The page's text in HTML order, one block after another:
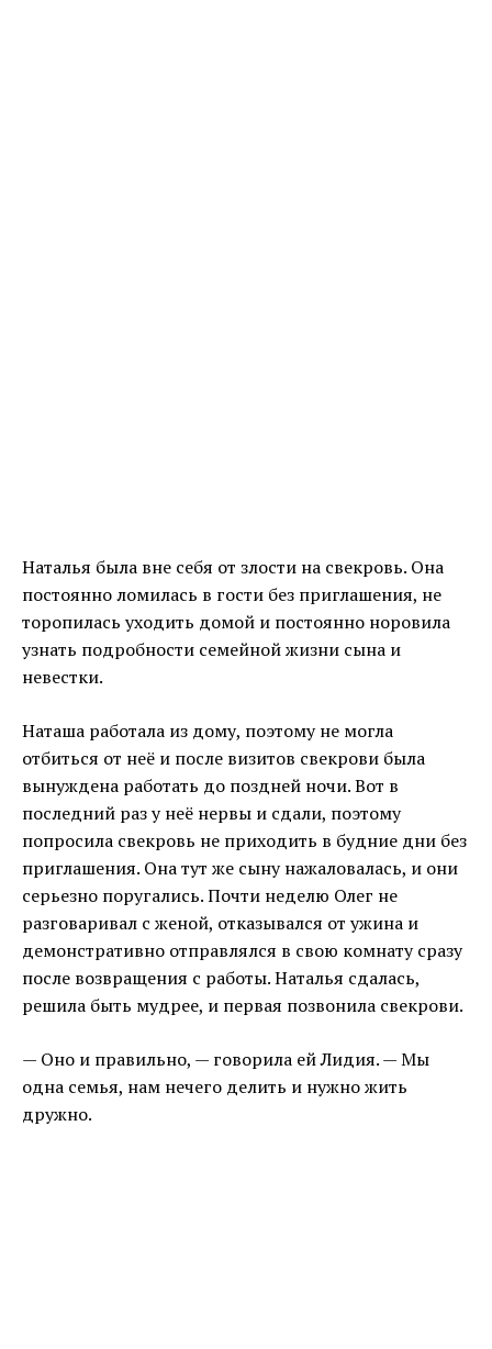
Наталья была вне себя от злости на свекровь. Она
постоянно ломилась в гости без приглашения, не
торопилась уходить домой и постоянно норовила
узнать подробности семейной жизни сына и
невестки.
Наташа работала из дому, поэтому не могла
отбиться от неё и после визитов свекрови была
вынуждена работать до поздней ночи. Вот в
последний раз у неё нервы и сдали, поэтому
попросила свекровь не приходить в будние дни без
приглашения. Она тут же сыну нажаловалась, и они
серьезно поругались. Почти неделю Олег не
разговаривал с женой, отказывался от ужина и
демонстративно отправлялся в свою комнату сразу
после возвращения с работы. Наталья сдалась,
решила быть мудрее, и первая позвонила свекрови.
— Оно и правильно, — говорила ей Лидия. — Мы
одна семья, нам нечего делить и нужно жить
дружно.